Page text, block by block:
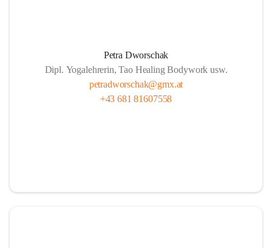
Petra Dworschak
Dipl. Yogalehrerin, Tao Healing Bodywork usw.
petradworschak@gmx.at
+43 681 81607558